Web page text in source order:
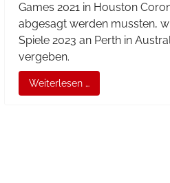
Games 2021 in Houston
abgesagt werden mussten,
Spiele 2023 an Perth in
vergeben.
Weiterlesen …